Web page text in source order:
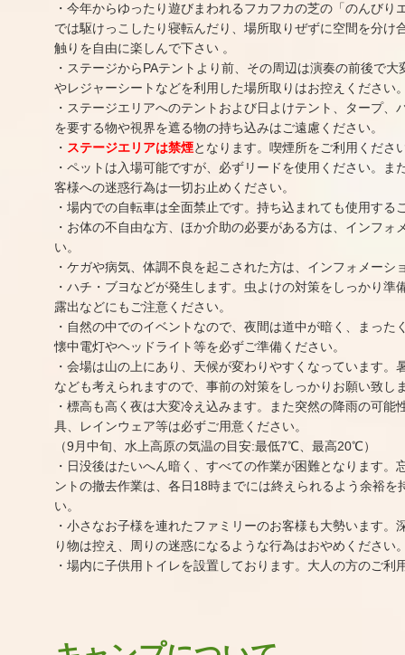
・今年からゆったり遊びまわれるフカフカの芝の「のんびり
では駆けっこしたり寝転んだり、場所取りぜずに空間を分け
触りを自由に楽しんで下さい 。
・ステージからPAテントより前、その周辺は演奏の前後で
やレジャーシートなどを利用した場所取りはお控えください
・ステージエリアへのテントおよび日よけテント、タープ、
を要する物や視界を遮る物の持ち込みはご遠慮ください。
・ ステージエリアは禁煙となります。喫煙所をご利用くださ
・ペットは入場可能ですが、必ずリードを使用ください。ま
客様への迷惑行為は一切お止めください。
・場内での自転車は全面禁止です。持ち込まれても使用する
・お体の不自由な方、ほか介助の必要がある方は、インフォ
い。
・ケガや病気、体調不良を起こされた方は、インフォメーシ
・ハチ・ブヨなどが発生します。虫よけの対策をしっかり準
露出などにもご注意ください。
・自然の中でのイベントなので、夜間は道中が暗く、まった
懐中電灯やヘッドライト等を必ずご準備ください。
・会場は山の上にあり、天候が変わりやすくなっています。
なども考えられますので、事前の対策をしっかりお願い致し
・標高も高く夜は大変冷え込みます。また突然の降雨の可能
具、レインウェア等は必ずご用意ください。
（9月中旬、水上高原の気温の目安:最低7℃、最高20℃）
・日没後はたいへん暗く、すべての作業が困難となります。
ントの撤去作業は、各日18時までには終えられるよう余裕を
い。
・小さなお子様を連れたファミリーのお客様も大勢います。
り物は控え、周りの迷惑になるような行為はおやめください
・場内に子供用トイレを設置しております。大人の方のご利